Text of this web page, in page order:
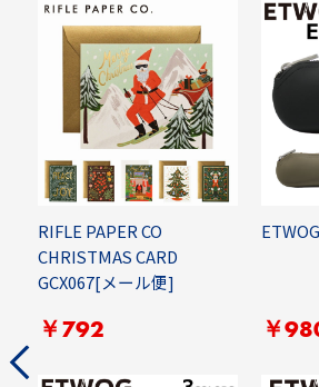
RIFLE PAPER CO
CHRISTMAS CARD
GCX067[メール便]
￥792 ￥